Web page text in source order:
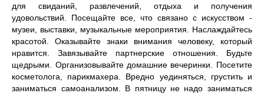
для свиданий, развлечений, отдыха и получения
удовольствий. Посещайте все, что связано с искусством -
музеи, выставки, музыкальные мероприятия. Наслаждайтесь
красотой. Оказывайте знаки внимания человеку, который
нравится. Завязывайте партнерские отношения. Будьте
щедрыми. Организовывайте домашние вечеринки. Посетите
косметолога, парикмахера. Вредно уединяться, грустить и
заниматься самоанализом. В пятницу не надо заниматься